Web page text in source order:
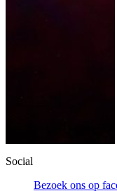
Social
Bezoek ons op